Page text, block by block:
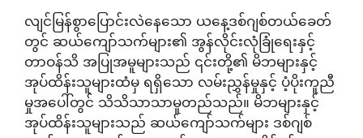
လျင်မြန်စွာပြောင်းလဲနေသော ယနေ့ဒစ်ဂျစ်တယ်ခေတ်
တွင် ဆယ်ကျော်သက်များ၏ အွန်လိုင်းလုံခြုံရေးနှင့်
တာဝန်သိ အပြုအမူများသည် ၎င်းတို့၏ မိဘများနှင့်
အုပ်ထိန်းသူများထံမှ ရရှိသော လမ်းညွှန်မှုနှင့် ပံ့ပိုးကူညီ
မှုအပေါ်တွင် သိသိသာသာမူတည်သည်။ မိဘများနှင့်
အုပ်ထိန်းသူများသည် ဆယ်ကျော်သက်များ ဒစ်ဂျစ်